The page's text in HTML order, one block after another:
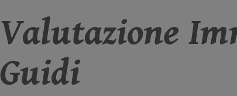
Valutazione
Guidi